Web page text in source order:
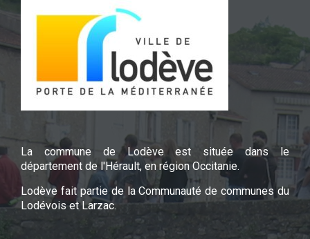
La commune de Lodève est située dans le
département de l'Hérault, en région Occitanie.
Lodève fait partie de la Communauté de communes du
Lodévois et Larzac.